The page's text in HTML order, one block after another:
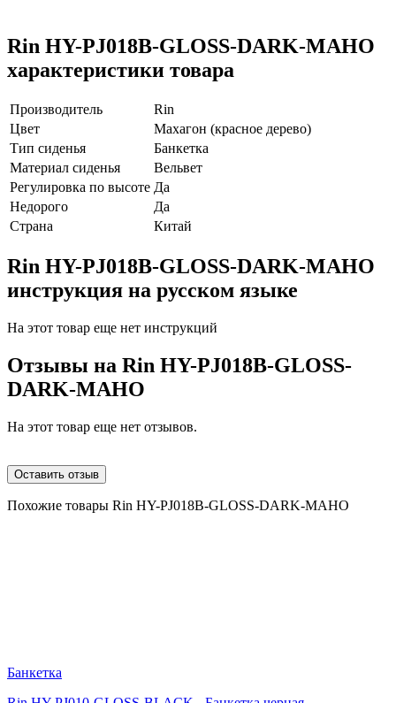
Rin HY-PJ018B-GLOSS-DARK-MAHO
характеристики товара
Производитель
Rin
Цвет
Махагон (красное дерево)
Тип сиденья
Банкетка
Материал сиденья
Вельвет
Регулировка по высоте Да
Недорого
Да
Страна
Китай
Rin HY-PJ018B-GLOSS-DARK-MAHO
инструкция на русском языке
На этот товар еще нет инструкций
Отзывы на Rin HY-PJ018B-GLOSS-
DARK-MAHO
На этот товар еще нет отзывов.
Оставить отзыв
Похожие товары Rin HY-PJ018B-GLOSS-DARK-MAHO
Банкетка